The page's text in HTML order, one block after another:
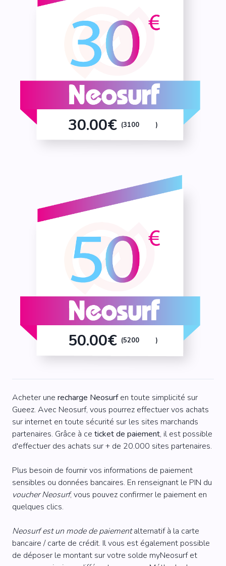
30.00€ (3100 )
50.00€ (5200 )
Acheter une recharge Neosurfen toute simplicité sur
Gueez. Avec Neosurf, vous pourrez effectuer vos achats
sur internet en toute sécurité sur les sites marchands
partenaires. Grâce à ce ticket de paiement, il est possible
d'effectuer des achats sur + de 20.000 sites partenaires.
Plus besoin de fournir vos informations de paiement
sensibles ou données bancaires. En renseignant le PIN du
voucher Neosurf, vous pouvez confirmer le paiement en
quelques clics.
Neosurf est un mode de paiementalternatif à la carte
bancaire / carte de crédit. Il vous est également possible
de déposer le montant sur votre solde myNeosurf et